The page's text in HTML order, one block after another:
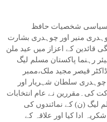
سیاسی شخصیات حافظ
منیر اور چوہدری بشارت
کے اعزاز میں عید ملن
رہنما پاکستان مسلم لیگ
قیصر مجید ملک،ممبر
سلطان شہریار اور
کی۔مقررین نے عام انتخابات
لیگ (ن) کے نمائندوں کی
ادا کیا اور علاقہ کے